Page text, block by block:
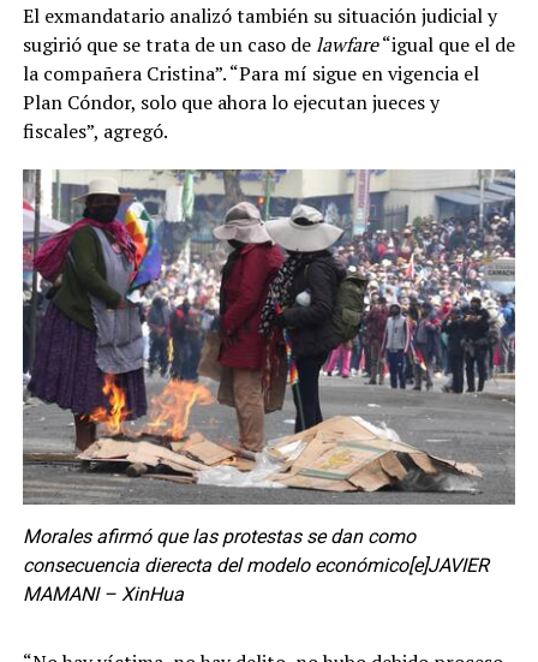
El exmandatario analizó también su situación judicial y
sugirió que se trata de un caso delawfare“igual que el de
la compañera Cristina”. “Para mí sigue en vigencia el
Plan Cóndor, solo que ahora lo ejecutan jueces y
fiscales”, agregó.
Morales afirmó que las protestas se dan como
consecuencia dierecta del modelo económico[e]JAVIER
MAMANI – XinHua